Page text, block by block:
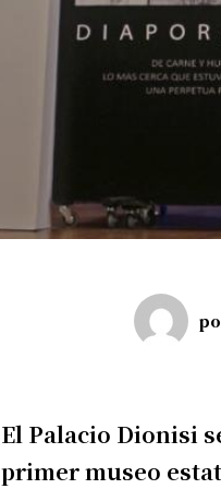
El Palacio Dionisi
primer museo